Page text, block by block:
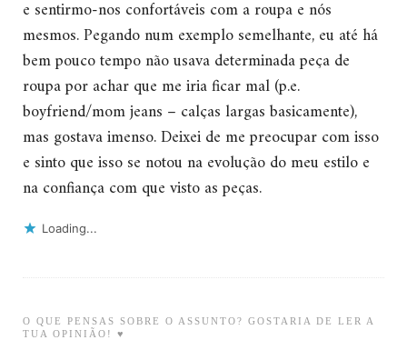
e sentirmo-nos confortáveis com a roupa e nós
mesmos. Pegando num exemplo semelhante, eu até há
bem pouco tempo não usava determinada peça de
roupa por achar que me iria ficar mal (p.e.
boyfriend/mom jeans – calças largas basicamente),
mas gostava imenso. Deixei de me preocupar com isso
e sinto que isso se notou na evolução do meu estilo e
na confiança com que visto as peças.
Loading...
O QUE PENSAS SOBRE O ASSUNTO? GOSTARIA DE LER A
TUA OPINIÃO! ♥